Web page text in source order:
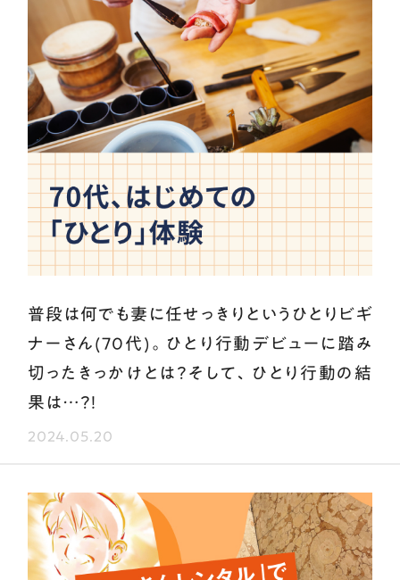
普段は何でも妻に任せっきりというひとりビギ
ナーさん(70代)。ひとり行動デビューに踏み
切ったきっかけとは？そして、ひとり行動の結
果は…？！
2024.05.20